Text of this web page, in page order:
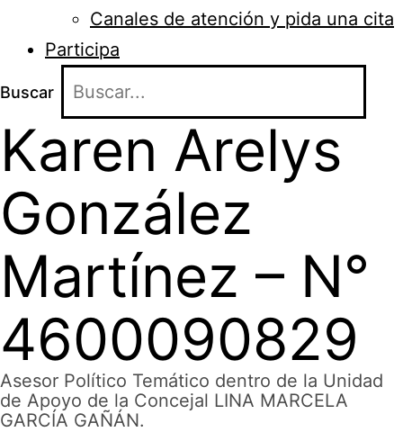
Canales de atención y pida una cita
Participa
Buscar
Karen Arelys
González
Martínez – N°
4600090829
Asesor Político Temático dentro de la Unidad
de Apoyo de la Concejal LINA MARCELA
GARCÍA GAÑÁN.